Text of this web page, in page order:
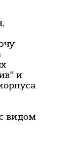
,
и
видом